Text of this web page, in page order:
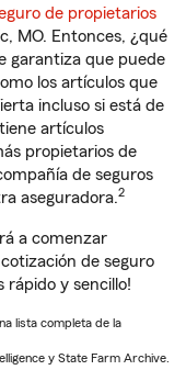
de propietarios
MO. Entonces, ¿qué
garantiza que puede
los artículos que
incluso si está de
artículos
propietarios de
de seguros
aseguradora.2
a comenzar
de seguro
rápido y sencillo!
lista completa de la
y State Farm Archive.